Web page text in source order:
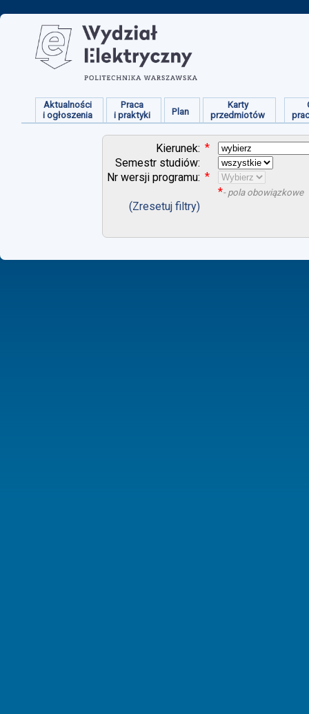
Aktualności
i ogłoszenia
Praca
i praktyki
Plan
Karty
przedmiotów
Kierunek: *
Semestr studiów:
Nr wersji programu: *
*- pola obowiązkowe
(Zresetuj filtry)